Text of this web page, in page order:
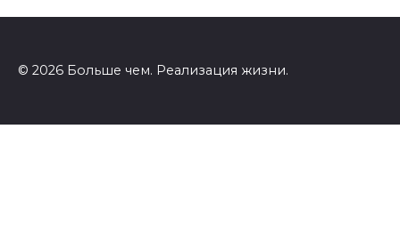
© 2026 Больше чем. Реализация жизни.